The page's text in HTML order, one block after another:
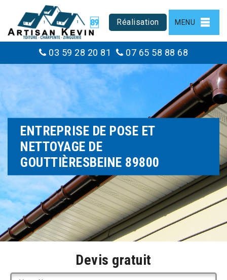
Réalisation MENU
03 59 28 20 81 07 65 58 88 68
ENTREPRISE DE POSE ET
NETTOYAGE DE
GOUTTIÈRESBEINE 89800
Devis gratuit